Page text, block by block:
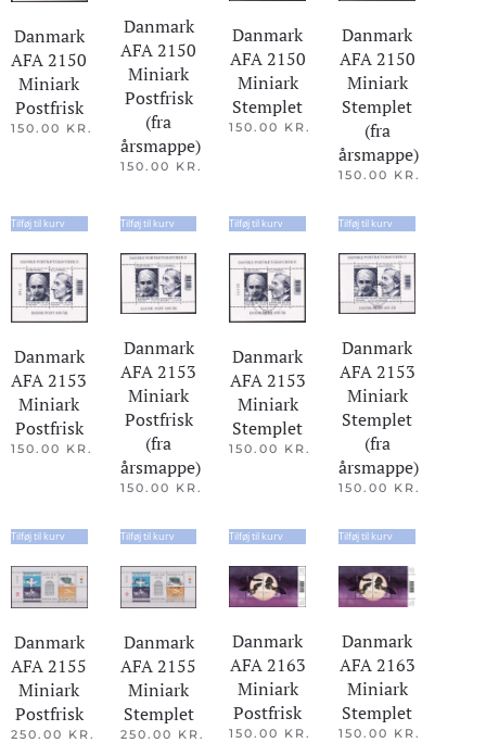
Danmark
AFA 2150
Miniark
Postfrisk
150.00 KR.
Tilføj til kurv
Danmark
AFA 2150
Miniark
Postfrisk
(fra
årsmappe)
150.00 KR.
Tilføj til kurv
Danmark
AFA 2150
Miniark
Stemplet
150.00 KR.
Tilføj til kurv
Danmark
AFA 2150
Miniark
Stemplet
(fra
årsmappe)
150.00 KR.
Tilføj til kurv
Danmark
AFA 2153
Miniark
Postfrisk
150.00 KR.
Tilføj til kurv
Danmark
AFA 2153
Miniark
Postfrisk
(fra
årsmappe)
150.00 KR.
Tilføj til kurv
Danmark
AFA 2153
Miniark
Stemplet
150.00 KR.
Tilføj til kurv
Danmark
AFA 2153
Miniark
Stemplet
(fra
årsmappe)
150.00 KR.
Tilføj til kurv
Danmark
AFA 2155
Miniark
Postfrisk
250.00 KR.
Danmark
AFA 2155
Miniark
Stemplet
250.00 KR.
Danmark
AFA 2163
Miniark
Postfrisk
150.00 KR.
Danmark
AFA 2163
Miniark
Stemplet
150.00 KR.